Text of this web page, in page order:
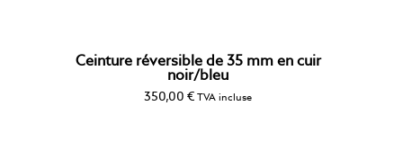
Ceinture réversible de 35 mm en cuir
noir/bleu
350,00 € TVA incluse